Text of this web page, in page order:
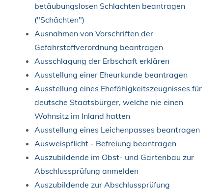
betäubungslosen Schlachten beantragen
("Schächten")
Ausnahmen von Vorschriften der
Gefahrstoffverordnung beantragen
Ausschlagung der Erbschaft erklären
Ausstellung einer Eheurkunde beantragen
Ausstellung eines Ehefähigkeitszeugnisses für
deutsche Staatsbürger, welche nie einen
Wohnsitz im Inland hatten
Ausstellung eines Leichenpasses beantragen
Ausweispflicht - Befreiung beantragen
Auszubildende im Obst- und Gartenbau zur
Abschlussprüfung anmelden
Auszubildende zur Abschlussprüfung